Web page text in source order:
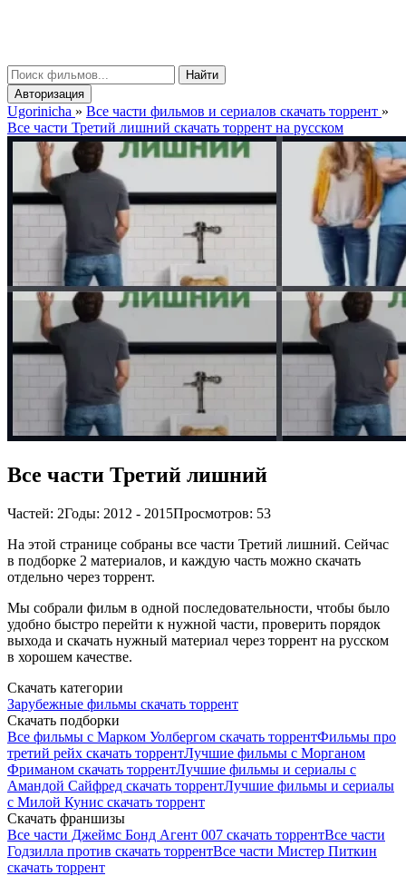
Найти
Авторизация
Ugorinicha » Все части фильмов и сериалов скачать торрент »
Все части Третий лишний скачать торрент на русском
Все части Третий лишний
Частей: 2Годы: 2012 - 2015Просмотров: 53
На этой странице собраны все части Третий лишний. Сейчас
в подборке 2 материалов, и каждую часть можно скачать
отдельно через торрент.
Мы собрали фильм в одной последовательности, чтобы было
удобно быстро перейти к нужной части, проверить порядок
выхода и скачать нужный материал через торрент на русском
в хорошем качестве.
Скачать категории
Зарубежные фильмы скачать торрент
Скачать подборки
Все фильмы с Марком Уолбергом скачать торрентФильмы про
третий рейх скачать торрентЛучшие фильмы с Морганом
Фриманом скачать торрентЛучшие фильмы и сериалы с
Амандой Сайфред скачать торрентЛучшие фильмы и сериалы
с Милой Кунис скачать торрент
Скачать франшизы
Все части Джеймс Бонд Агент 007 скачать торрентВсе части
Годзилла против скачать торрентВсе части Мистер Питкин
скачать торрент